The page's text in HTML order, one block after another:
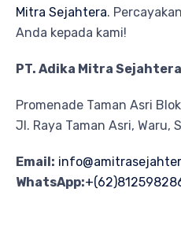
Mitra Sejahtera.
Anda kepada kami!
PT. Adika Mitra Sejahtera
Promenade Taman Asri Blok
Jl. Raya Taman Asri, Waru,
Email:
WhatsApp: